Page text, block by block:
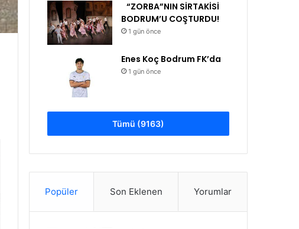
“ZORBA”NIN SİRTAKİSİ
BODRUM’U COŞTURDU!
1 gün önce
Enes Koç Bodrum FK’da
1 gün önce
Tümü (9163)
Popüler Son Eklenen Yorumlar